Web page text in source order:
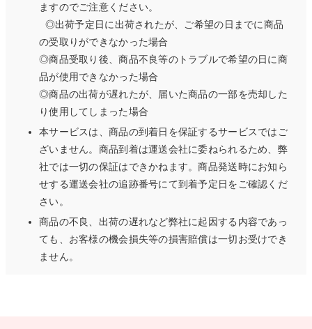
ますのでご注意ください。
◎出荷予定日に出荷されたが、ご希望の日までに商品
の受取りができなかった場合
◎商品受取り後、商品不良等のトラブルで希望の日に商
品が使用できなかった場合
◎商品の出荷が遅れたが、届いた商品の一部を売却した
り使用してしまった場合
本サービスは、商品の到着日を保証するサービスではご
ざいません。商品到着は運送会社に委ねられるため、弊
社では一切の保証はできかねます。商品発送時にお知ら
せする運送会社の追跡番号にて到着予定日をご確認くだ
さい。
商品の不良、出荷の遅れなど弊社に起因する内容であっ
ても、お客様の機会損失等の損害賠償は一切お受けでき
ません。